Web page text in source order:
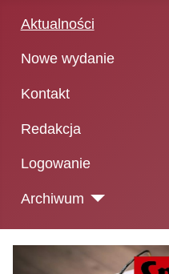
Aktualności
Nowe wydanie
Kontakt
Redakcja
Logowanie
Archiwum